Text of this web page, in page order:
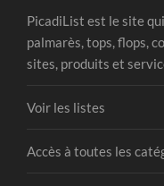
PicadiList est le site
palmarès, tops, flops,
sites, produits et
Voir les listes
Accès à toutes les